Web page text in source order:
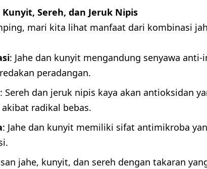
Sereh, dan Jeruk Nipis
mari kita lihat manfaat dari kombinasi
: Jahe dan kunyit mengandung senyawa anti-
peradangan.
: Sereh dan jeruk nipis kaya akan antioksidan
radikal bebas.
: Jahe dan kunyit memiliki sifat antimikroba
jahe, kunyit, dan sereh dengan takaran